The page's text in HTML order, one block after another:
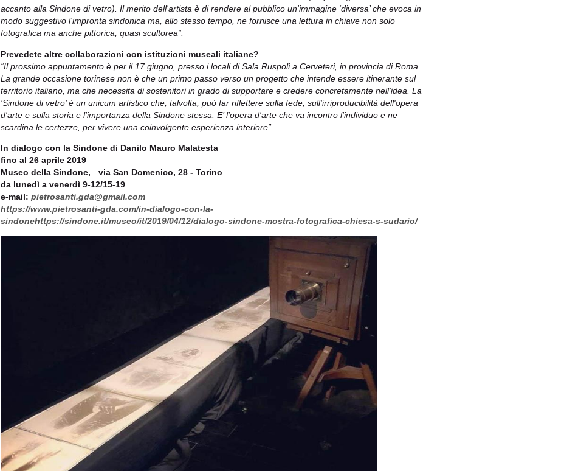
accanto alla Sindone di vetro). Il merito dell'artista è di rendere al pubblico un'immagine ‘diversa’ che evoca in
modo suggestivo l'impronta sindonica ma, allo stesso tempo, ne fornisce una lettura in chiave non solo
fotografica ma anche pittorica, quasi scultorea”.
Prevedete altre collaborazioni con istituzioni museali italiane?
“Il prossimo appuntamento è per il 17 giugno, presso i locali di Sala Ruspoli a Cerveteri, in provincia di Roma.
La grande occasione torinese non è che un primo passo verso un progetto che intende essere itinerante sul
territorio italiano, ma che necessita di sostenitori in grado di supportare e credere concretamente nell'idea. La
‘Sindone di vetro’ è un unicum artistico che, talvolta, può far riflettere sulla fede, sull'irriproducibilità dell'opera
d'arte e sulla storia e l'importanza della Sindone stessa. E’ l'opera d'arte che va incontro l'individuo e ne
scardina le certezze, per vivere una coinvolgente esperienza interiore”.
In dialogo con la Sindone di Danilo Mauro Malatesta
fino al 26 aprile 2019
Museo della Sindone, via San Domenico, 28 - Torino
da lunedì a venerdì 9-12/15-19
e-mail: pietrosanti.gda@gmail.com
https://www.pietrosanti-gda.com/in-dialogo-con-la-
sindonehttps://sindone.it/museo/it/2019/04/12/dialogo-sindone-mostra-fotografica-chiesa-s-sudario/